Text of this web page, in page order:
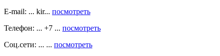
E-mail: ... kir... посмотреть
Телефон: ... +7 ... посмотреть
Соц.сети: ... ... посмотреть